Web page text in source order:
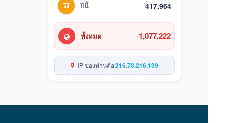
ปีนี้ 417,964
ทั้งหมด 1,077,222
IP ของท่านคือ216.73.216.139